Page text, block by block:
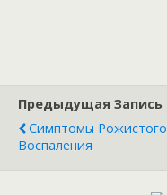
Предыдущая Запись
Симптомы Рожистого
Воспаления